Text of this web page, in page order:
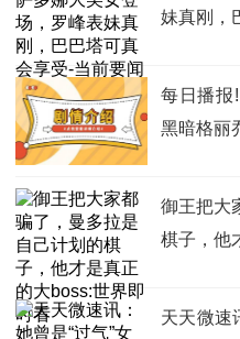
妹真刚，
每日播报
黑暗格丽
御王把大
棋子，他
天天微速